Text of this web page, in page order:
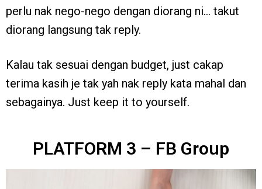
perlu nak nego-nego dengan diorang ni… takut
diorang langsung tak reply.
Kalau tak sesuai dengan budget, just cakap
terima kasih je tak yah nak reply kata mahal dan
sebagainya. Just keep it to yourself.
PLATFORM 3 – FB Group